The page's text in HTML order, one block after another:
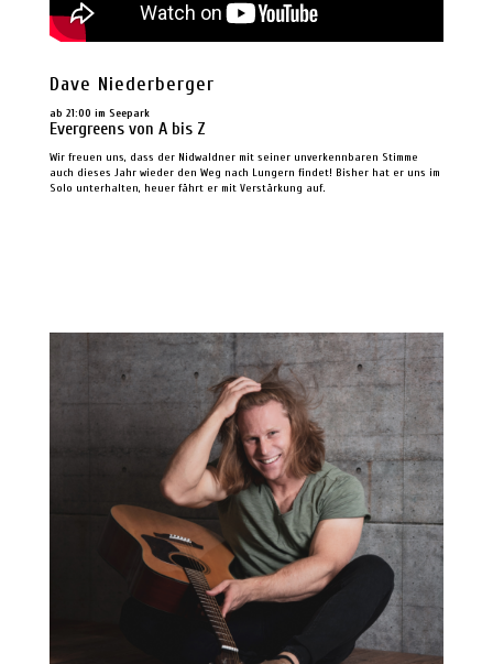
Dave Niederberger
ab 21:00 im Seepark
Evergreens von A bis Z
Wir freuen uns, dass der Nidwaldner mit seiner unverkennbaren Stimme
auch dieses Jahr wieder den Weg nach Lungern findet! Bisher hat er uns im
Solo unterhalten, heuer fährt er mit Verstärkung auf.